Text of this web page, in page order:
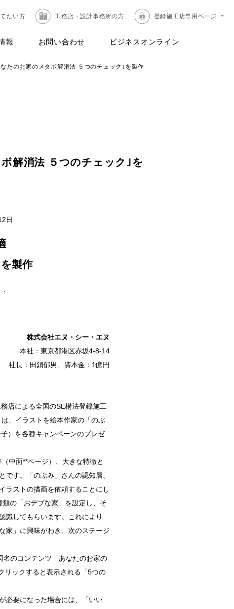
報 お問い合わせ ビジネスオンライン
たい方 工務店・設計事務所の方 登録施工店専用ページ
たのお家のメタボ解消法 ５つのチェック｣を製作
解消法 ５つのチェック｣を
製作
株式会社エヌ・シー・エヌ
本社：東京都港区赤坂4-8-14
社長：田鎖郁男、資本金：1億円
店による全国のSE構法登録施工
は、イラストを絵本作家の「のぶ
）を各種キャンペーンのプレゼ
中面**ページ）、大きな特徴と
す。「のぶみ」さんの認知層、
ラストの描画を依頼することにし
の「おデブな家」を設定し、そ
識してもらいます。これにより
家」に興味がわき、次のステージ
名のコンテンツ「あなたのお家の
リックすると表示される「5つの
必要になった場合には、「いい